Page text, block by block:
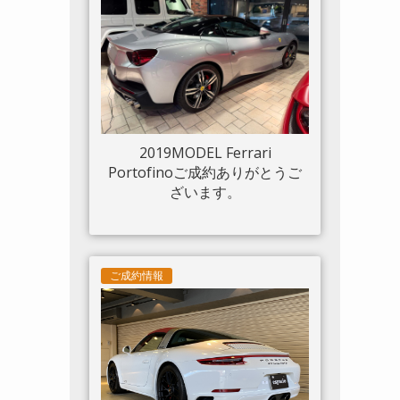
ルド 20“鍛造AW入庫しまし
た。
2019MODEL Ferrari
Portofinoご成約ありがとうご
ざいます。
ご成約情報